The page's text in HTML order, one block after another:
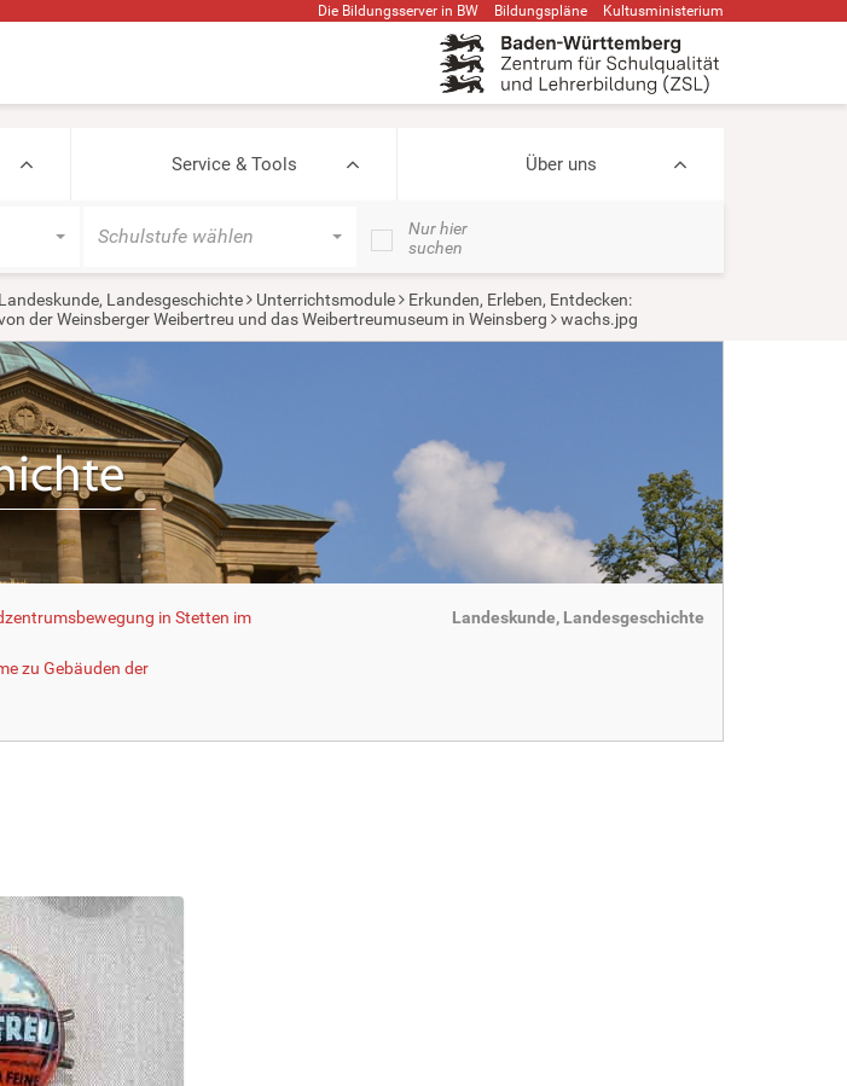
Die Bildungsserver in BW Bildungspläne Kultusministerium
Service & Tools Über uns
Schulstufe wählen
Nur hier
suchen
Landeskunde, Landesgeschichte Unterrichtsmodule
Erkunden, Erleben, Entdecken:
der Weinsberger Weibertreu und das Weibertreumuseum in Weinsberg wachs.jpg
in Stetten im
zu Gebäuden der
Landeskunde, Landesgeschichte